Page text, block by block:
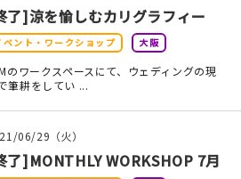
了]涼を愉しむカリグラフィー
ベント・ワークショップ 大阪
のワークスペースにて、ウェディングの現
筆耕をしてい ...
06/29（火）
了]MONTHLY WORKSHOP 7月